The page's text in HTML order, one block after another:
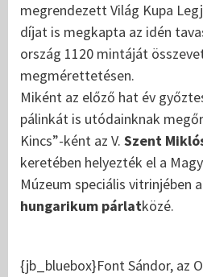
megrendezett Világ Kupa
díjat is megkapta az idén
ország 1120 mintáját
megmérettetésen.
Miként az előző hat év
pálinkát is utódainknak
Kincs”-ként az V. Szent
keretében helyezték el a
Múzeum speciális vitrinjében
hungarikum párlatközé.
{jb_bluebox}Font Sándor, az